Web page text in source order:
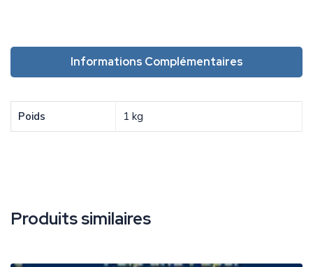
Informations Complémentaires
Poids 1 kg
Produits similaires